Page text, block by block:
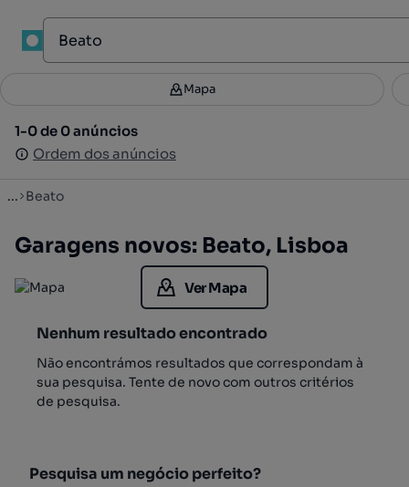
Filtros 3
1-0 de 0 anúncios
Ordem dos anúncios
Mapa
1-0 de 0 anúncios
Ordem dos anúncios
... Beato
Garagens novos: Beato, Lisboa
Ver Mapa
Nenhum resultado encontrado
Não encontrámos resultados que correspondam à
sua pesquisa. Tente de novo com outros critérios
de pesquisa.
Pesquisa um negócio perfeito?